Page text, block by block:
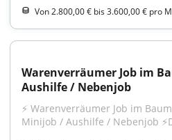
Von 2.800,00 € bis 3.600,00 € pro
Warenverräumer Job im
Aushilfe / Nebenjob
⚡️ Warenverräumer Job im
Minijob / Aushilfe / Nebenjob